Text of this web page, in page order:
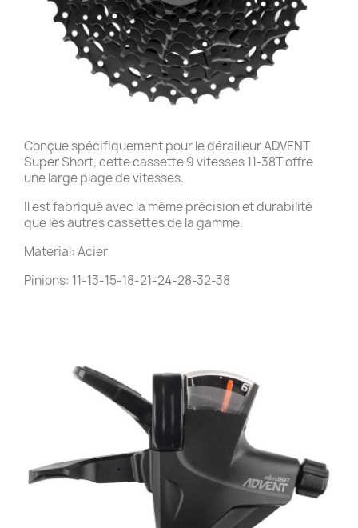
Conçue spécifiquement pour le dérailleur ADVENT
Super Short, cette cassette 9 vitesses 11-38T offre
une large plage de vitesses.
Il est fabriqué avec la même précision et durabilité
que les autres cassettes de la gamme.
Material: Acier
Pinions: 11-13-15-18-21-24-28-32-38